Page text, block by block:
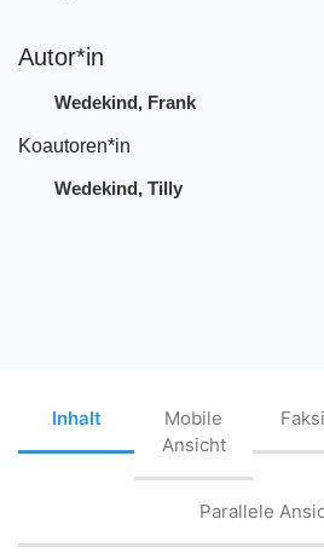
Autor*in
Wedekind, Frank
Koautoren*in
Wedekind, Tilly
Inhalt
Mobile
Ansicht
Parallele